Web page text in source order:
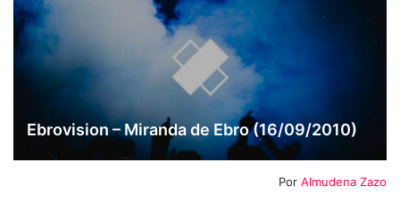
Ebrovision – Miranda de Ebro (16/09/2010)
Por Almudena Zazo